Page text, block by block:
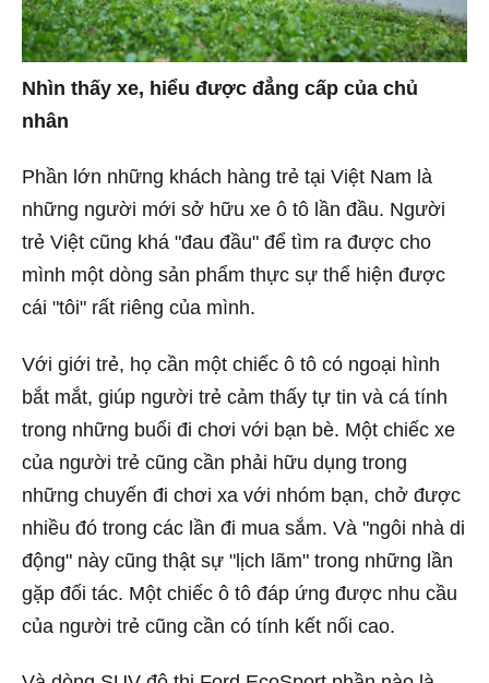
Nhìn thấy xe, hiểu được đẳng cấp của chủ
nhân
Phần lớn những khách hàng trẻ tại Việt Nam là
những người mới sở hữu xe ô tô lần đầu. Người
trẻ Việt cũng khá "đau đầu" để tìm ra được cho
mình một dòng sản phẩm thực sự thể hiện được
cái "tôi" rất riêng của mình.
Với giới trẻ, họ cần một chiếc ô tô có ngoại hình
bắt mắt, giúp người trẻ cảm thấy tự tin và cá tính
trong những buổi đi chơi với bạn bè. Một chiếc xe
của người trẻ cũng cần phải hữu dụng trong
những chuyến đi chơi xa với nhóm bạn, chở được
nhiều đó trong các lần đi mua sắm. Và "ngôi nhà di
động" này cũng thật sự "lịch lãm" trong những lần
gặp đối tác. Một chiếc ô tô đáp ứng được nhu cầu
của người trẻ cũng cần có tính kết nối cao.